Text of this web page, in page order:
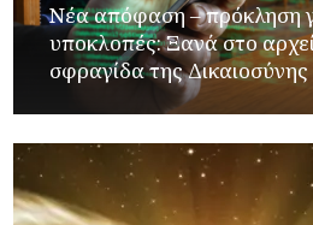
Νέα απόφαση – πρόκληση
υποκλοπές: Ξανά στο
σφραγίδα της Δικαιοσύνης